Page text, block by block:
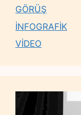
GÖRÜŞ
İNFOGRAFİK
VİDEO